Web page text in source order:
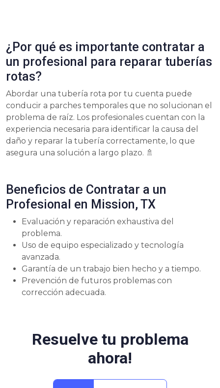
¿Por qué es importante contratar a
un profesional para reparar tuberías
rotas?
Abordar una tubería rota por tu cuenta puede
conducir a parches temporales que no solucionan el
problema de raíz. Los profesionales cuentan con la
experiencia necesaria para identificar la causa del
daño y reparar la tubería correctamente, lo que
asegura una solución a largo plazo. 🚿
Beneficios de Contratar a un
Profesional en Mission, TX
Evaluación y reparación exhaustiva del
problema.
Uso de equipo especializado y tecnología
avanzada.
Garantía de un trabajo bien hecho y a tiempo.
Prevención de futuros problemas con
corrección adecuada.
Resuelve tu problema
ahora!